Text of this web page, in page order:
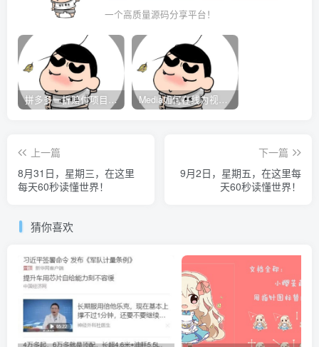
一个高质量源码分享平台！
拼多多一折赔付项目是怎么操作的？ Media如何在线为视频自动添加字幕？
上一篇
8月31日，星期三，在这里
每天60秒读懂世界！
下一篇
9月2日，星期五，在这里每
天60秒读懂世界！
猜你喜欢